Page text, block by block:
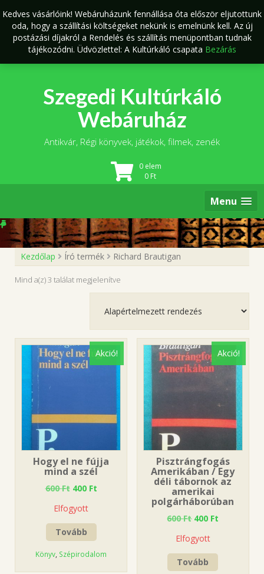
to
content
Szegedi Kultúrkáló
Webáruház
Antikvár, Régi könyvek, játékok, filmek, zenék
0 elem
0 Ft
Menu
Kezdőlap Író termék Richard Brautigan
Mind a(z) 3 találat megjelenítve
Akció!
Hogy el ne fújja
mind a szél
600Ft 400 Ft
Elfogyott
Tovább
Könyv, Szépirodalom
Akció!
Pisztrángfogás
Amerikában / Egy
déli tábornok az
amerikai
polgárháborúban
600Ft 400 Ft
Elfogyott
Tovább
Kedves vásárlóink! Webáruházunk fennállása óta először eljutottunk
oda, hogy a szállítási költségeket nekünk is emelnünk kell. Az új
postázási díjakról a Rendelés és szállítás menüpontban tudnak
tájékozódni. Üdvözlettel: A Kultúrkáló csapata Bezárás